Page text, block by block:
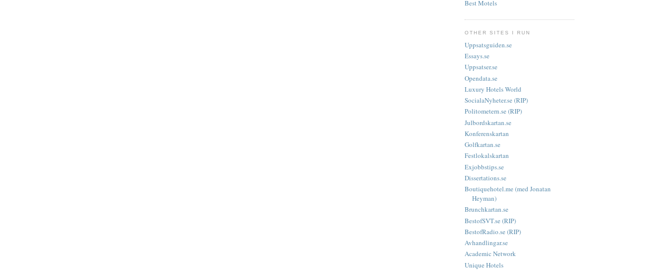
Best Motels
OTHER SITES I RUN
Uppsatsguiden.se
Essays.se
Uppsatser.se
Opendata.se
Luxury Hotels World
SocialaNyheter.se (RIP)
Politometern.se (RIP)
Julbordskartan.se
Konferenskartan
Golfkartan.se
Festlokalskartan
Exjobbstips.se
Dissertations.se
Boutiquehotel.me (med Jonatan
Heyman)
Brunchkartan.se
BestofSVT.se (RIP)
BestofRadio.se (RIP)
Avhandlingar.se
Academic Network
Unique Hotels